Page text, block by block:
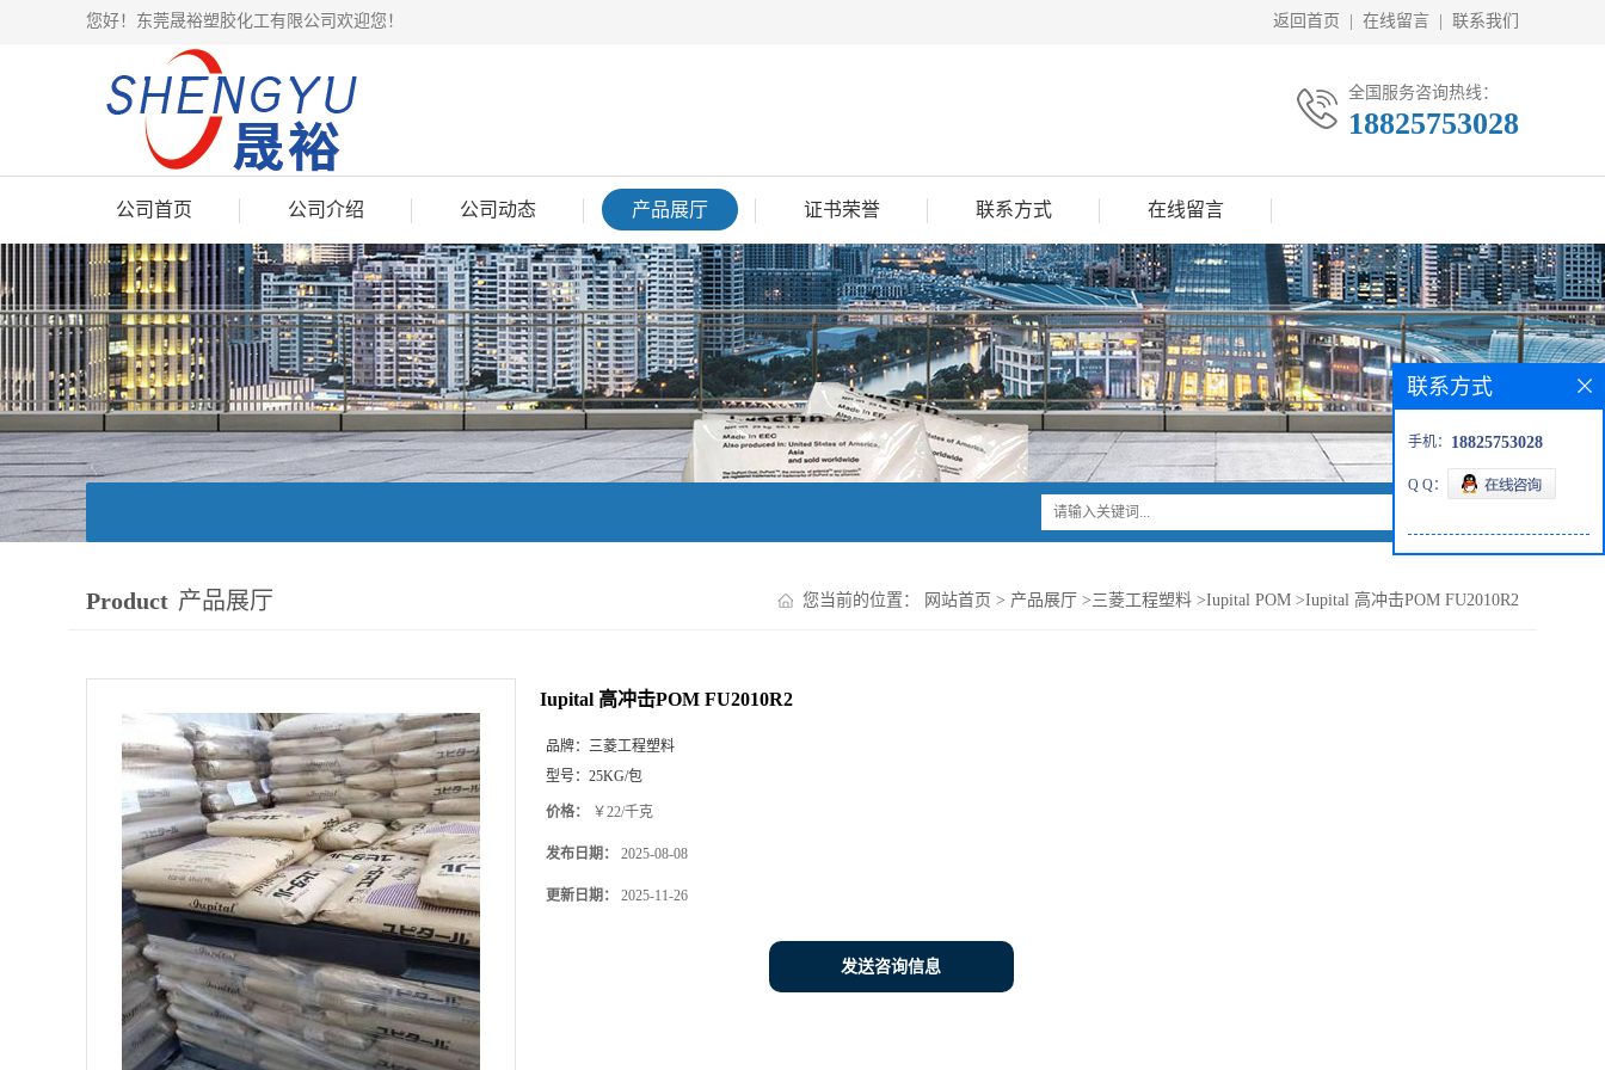
您好！东莞晟裕塑胶化工有限公司欢迎您！ 返回首页 在线留言 联系我们
全国服务咨询热线：
18825753028
公司首页 公司介绍 公司动态 产品展厅 证书荣誉 联系方式 在线留言
Product 产品展厅 您当前的位置： 网站首页 > 产品展厅 >三菱工程塑料 >Iupital POM >Iupital 高冲击POM FU2010R2
Iupital 高冲击POM FU2010R2
品牌： 三菱工程塑料
型号： 25KG/包
价格： ￥22/千克
发布日期： 2025-08-08
更新日期： 2025-11-26
发送咨询信息
联系方式
手机： 18825753028
Q Q：